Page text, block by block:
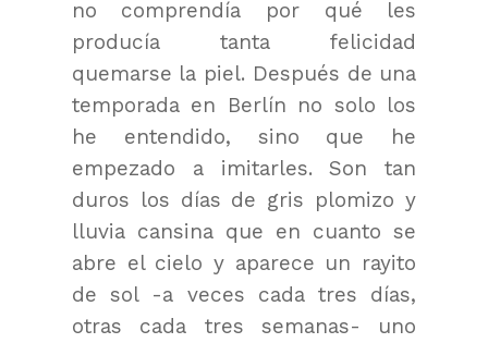
no comprendía por qué les
producía tanta felicidad
quemarse la piel. Después de una
temporada en Berlín no solo los
he entendido, sino que he
empezado a imitarles. Son tan
duros los días de gris plomizo y
lluvia cansina que en cuanto se
abre el cielo y aparece un rayito
de sol -a veces cada tres días,
otras cada tres semanas- uno